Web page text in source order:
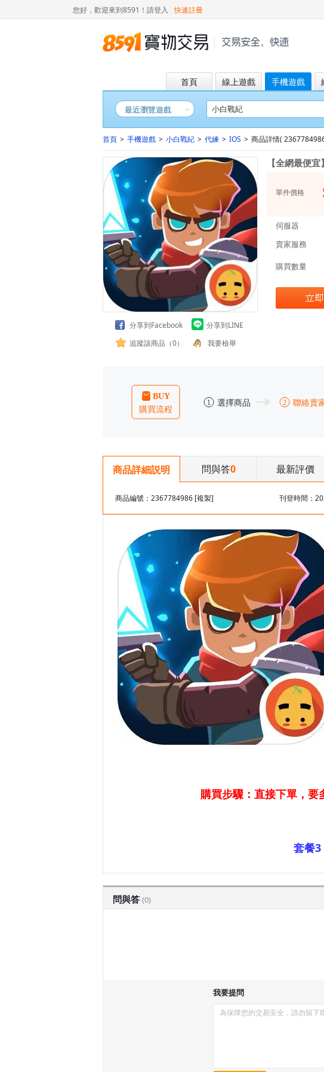
您好，歡迎來到8591！ 請登入 快速註冊
首頁 線上遊戲 手機遊戲
最近瀏覽遊戲
首頁 > 手機遊戲 > 小白戰紀 > 代練 > IOS > 商品詳情(
分享到Facebook
分享到LINE
追蹤該商品（0）
我要檢舉
【全網最便
單件價格
伺服器
賣家服務
購買數量
商品詳細説明 問與答0 最新評價
商品編號：2367784986 [複製] 刊登時間：
購買步驟：直接下單，
套餐3
問與答 (0)
我要提問